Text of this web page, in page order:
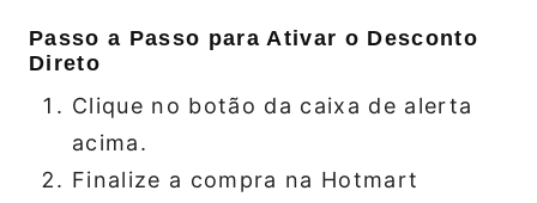
Passo a Passo para Ativar o Desconto
Direto
Clique no botão da caixa de alerta
acima.
Finalize a compra na Hotmart